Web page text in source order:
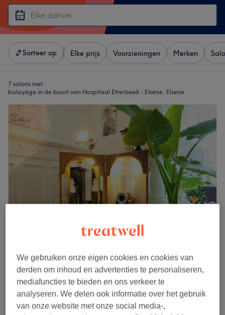
Sorteer op Elke prijs Voorzieningen Merken
7 salons met:
balayage in de buurt van Hospitaal Etterbeek - Elsene, Elsene
5,0
31 reviews
Saint-Pierre, Etterbeek
Laat zien op de kaart
Thuissalon
Balayage
2 uur
We gebruiken onze eigen cookies en cookies van
derden om inhoud en advertenties te personaliseren,
mediafuncties te bieden en ons verkeer te
analyseren. We delen ook informatie over het gebruik
van onze website met onze social media-,